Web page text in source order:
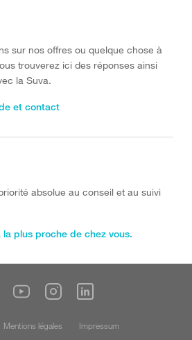
sur nos offres ou quelque chose à
trouverez ici des réponses ainsi
la Suva.
et contact
absolue au conseil et au suivi
la plus proche de chez vous.
Mentions légales Impressum